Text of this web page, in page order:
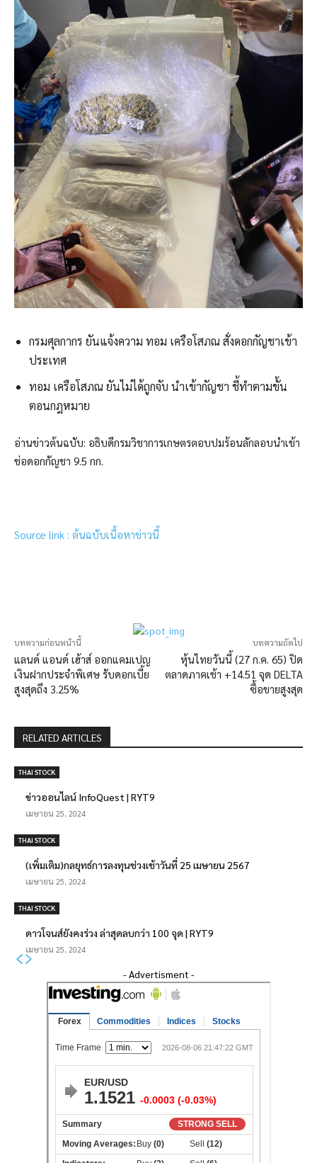
กรมศุลกากร ยันแจ้งความ ทอม เครือโสภณ สั่งดอกกัญชาเข้า
ประเทศ
ทอม เครือโสภณ ยันไม่ได้ถูกจับ นำเข้ากัญชา ชี้ทำตามขั้น
ตอนกฎหมาย
อ่านข่าวต้นฉบับ: อธิบดีกรมวิชาการเกษตรตอบปมร้อนลักลอบนำเข้า
ช่อดอกกัญชา 9.5 กก.
Source link : ต้นฉบับเนื้อหาข่าวนี้
บทความก่อนหน้านี้
แลนด์ แอนด์ เฮ้าส์ ออกแคมเปญ
เงินฝากประจำพิเศษ รับดอกเบี้ย
สูงสุดถึง 3.25%
บทความถัดไป
หุ้นไทยวันนี้ (27 ก.ค. 65) ปิด
ตลาดภาคเช้า +14.51 จุด DELTA
ซื้อขายสูงสุด
RELATED ARTICLES
THAI STOCK
ข่าวออนไลน์ InfoQuest | RYT9
เมษายน 25, 2024
THAI STOCK
(เพิ่มเติม)กลยุทธ์การลงทุนช่วงเช้าวันที่ 25 เมษายน 2567
เมษายน 25, 2024
THAI STOCK
ดาวโจนส์ยังคงร่วง ล่าสุดลบกว่า 100 จุด | RYT9
เมษายน 25, 2024
- Advertisment -